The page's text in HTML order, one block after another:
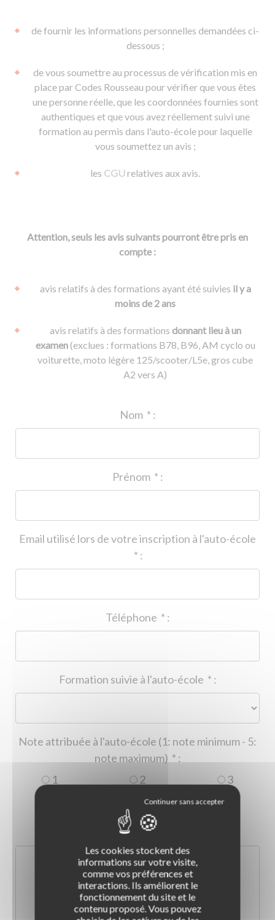
de fournir les informations personnelles demandées ci-
dessous ;
de vous soumettre au processus de vérification mis en
place par Codes Rousseau pour vérifier que vous êtes
une personne réelle, que les coordonnées fournies sont
authentiques et que vous avez réellement suivi une
formation au permis dans l'auto-école pour laquelle
vous soumettez un avis ;
les CGUrelatives aux avis.
Attention, seuls les avis suivants pourront être pris en
compte :
avis relatifs à des formations ayant été suivies il y a
moins de 2 ans
avis relatifs à des formations donnant lieu à un
examen(exclues : formations B78, B96, AM cyclo ou
voiturette, moto légère 125/scooter/L5e, gros cube
A2 vers A)
* :
* :
Email utilisé lors de votre inscription à l'auto-école
* :
* :
* :
Note attribuée à l'auto-école (1: note minimum - 5:
* :
1
2
3
5
Les cookies stockent des
informations sur votre visite,
comme vos préférences et
interactions. Ils améliorent le
fonctionnement du site et le
contenu proposé. Vous pouvez